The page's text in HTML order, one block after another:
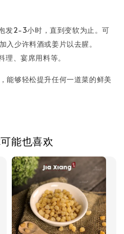
发2-3小时，直到变软为止。可
入少许料酒或姜片以去腥。
、宴席用料等。
能够轻松提升任何一道菜的鲜美
能也喜欢